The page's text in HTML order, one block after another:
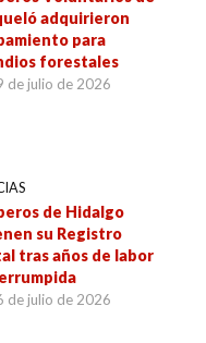
adquirieron
para
forestales
de julio de 2026
de Hidalgo
su Registro
tras años de labor
de julio de 2026